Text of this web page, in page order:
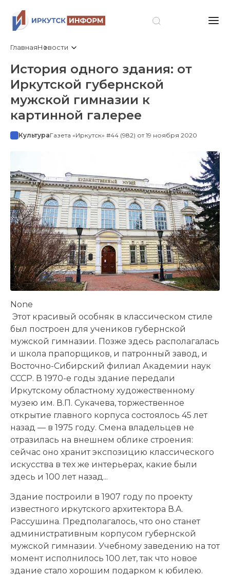
ГлавнаяНовости
История одного здания: от
Иркутской губернской
мужской гимназии к
картинной галерее
КультураГазета «Иркутск» #44 (982) от 19 ноября 2020
None
Этот красивый особняк в классическом стиле
был построен для учеников губернской
мужской гимназии. Позже здесь располагалась
и школа прапорщиков, и патронный завод, и
Восточно-Сибирский филиал Академии наук
СССР. В 1970-е годы здание передали
Иркутскому областному художественному
музею им. В.П. Сукачева, торжественное
открытие главного корпуса состоялось 45 лет
назад — в 1975 году. Смена владельцев не
отразилась на внешнем облике строения:
сейчас оно хранит экспозицию классического
искусства в тех же интерьерах, какие были
здесь и 100 лет назад...
Здание построили в 1907 году по проекту
известного иркутского архитектора В.А.
Рассушина. Предполагалось, что оно станет
административным корпусом губернской
мужской гимназии. Учебному заведению на тот
момент исполнилось 100 лет, так что новое
здание стало хорошим подарком к юбилею.